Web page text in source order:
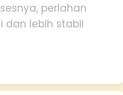
perlahan
dan lebih stabil